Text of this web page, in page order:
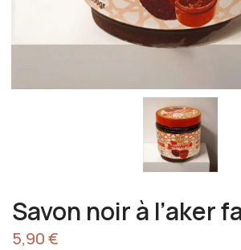
Savon noir à l’aker
5,90€